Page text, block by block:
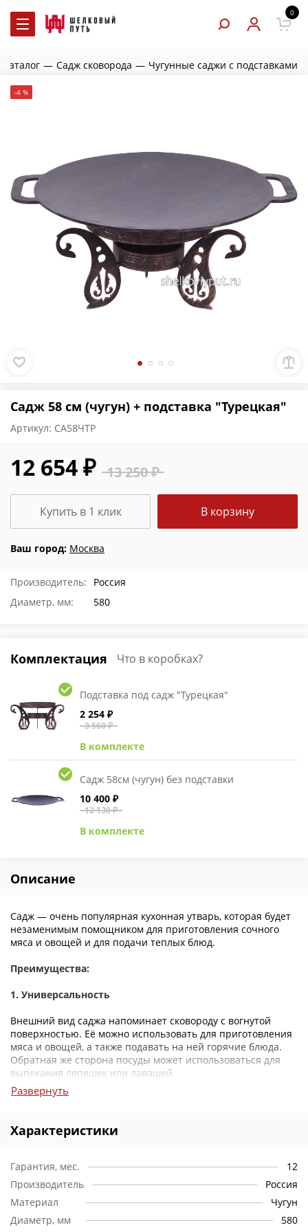
0
Каталог — Садж сковорода — Чугунные саджи с подставками
-4 %
Садж 58 см (чугун) + подставка "Турецкая"
Артикул: СА58ЧТР
13 250 ₽
12 654 ₽
Ваш город: Москва
В корзину
Купить в 1 клик
Производитель:
Россия
Диаметр, мм:
580
Комплектация Что в коробках?
Подставка под садж "Турецкая"
2 254 ₽
3 560 ₽
В комплекте
Садж 58см (чугун) без подставки
10 400 ₽
12 130 ₽
В комплекте
Описание
Садж — очень популярная кухонная утварь, которая будет
незаменимым помощником для приготовления сочного
мяса и овощей и для подачи теплых блюд.
Преимущества:
1. Универсальность
Внешний вид саджа напоминает сковороду с вогнутой
поверхностью. Её можно использовать для приготовления
мяса и овощей, а также подавать на ней горячие блюда.
Обратная же сторона посуды может использоваться для
выпекания лепешек или лавашей.
2. Уникальность конструкции
Необычная конструкция саджа способствует тому, что
пища на нем долго остается горячей.
3. Легкость
Данная модель изготовлена из стали. Благодаря этому
прочному материалу, садж отличается легкостью и
удобством применения.
Развернуть
Характеристики
Гарантия, мес.
12
Производитель
Россия
Материал
Чугун
Диаметр, мм
580